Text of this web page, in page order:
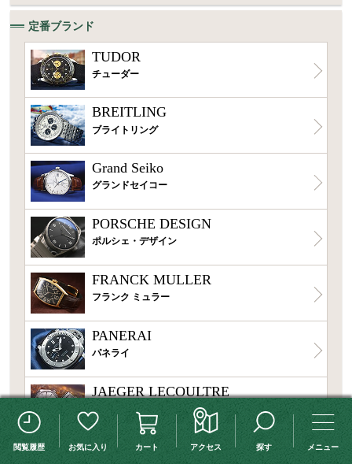
定番ブランド
TUDOR
チューダー
BREITLING
ブライトリング
Grand Seiko
グランドセイコー
PORSCHE DESIGN
ポルシェ・デザイン
FRANCK MULLER
フランク ミュラー
PANERAI
パネライ
JAEGER LECOULTRE
ジャガー・ルクルト
AUDEMARS PIGUET
閲覧履歴 お気に入り カート アクセス 探す メニュー
この検索条件を保存する 検索条件変更